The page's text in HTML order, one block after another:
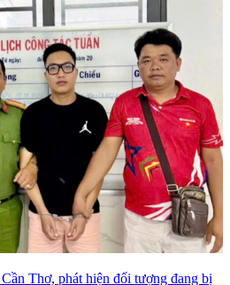
Thơ, phát hiện đối tượng đang bị